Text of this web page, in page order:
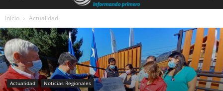
Inicio Actualidad
Actualidad Noticias Regionales